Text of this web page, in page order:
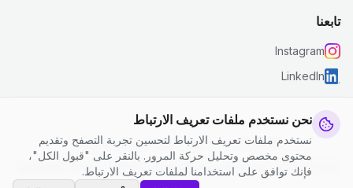
نحن نستخدم ملفات تعريف الارتباط
نستخدم ملفات تعريف الارتباط لتحسين تجربة التصفح وتقديم
محتوى مخصص وتحليل حركة المرور. بالنقر على "قبول الكل"،
فإنك توافق على استخدامنا لملفات تعريف الارتباط.
تابعنا
Instagram
LinkedIn
© 2026 جست كلين. جميع الحقوق محفوظة.
سياسة الخصوصية
الشروط والأحكام | إعدادات ملفات تعريف الارتباط